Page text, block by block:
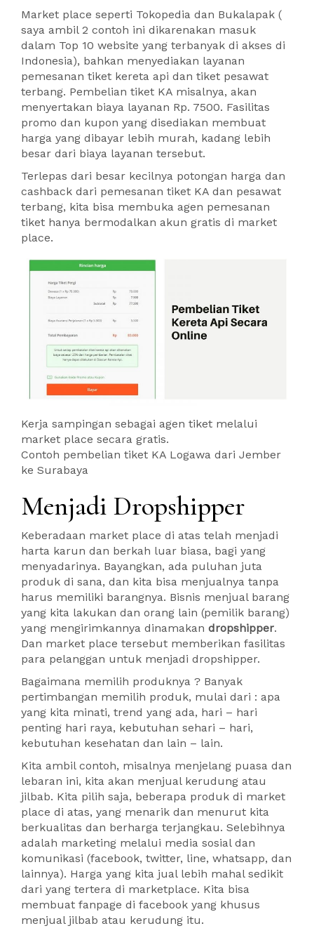
Market place seperti Tokopedia dan Bukalapak (
saya ambil 2 contoh ini dikarenakan masuk
dalam Top 10 website yang terbanyak di akses di
Indonesia), bahkan menyediakan layanan
pemesanan tiket kereta api dan tiket pesawat
terbang. Pembelian tiket KA misalnya, akan
menyertakan biaya layanan Rp. 7500. Fasilitas
promo dan kupon yang disediakan membuat
harga yang dibayar lebih murah, kadang lebih
besar dari biaya layanan tersebut.
Terlepas dari besar kecilnya potongan harga dan
cashback dari pemesanan tiket KA dan pesawat
terbang, kita bisa membuka agen pemesanan
tiket hanya bermodalkan akun gratis di market
place.
Kerja sampingan sebagai agen tiket melalui
market place secara gratis.
Contoh pembelian tiket KA Logawa dari Jember
ke Surabaya
Menjadi Dropshipper
Keberadaan market place di atas telah menjadi
harta karun dan berkah luar biasa, bagi yang
menyadarinya. Bayangkan, ada puluhan juta
produk di sana, dan kita bisa menjualnya tanpa
harus memiliki barangnya. Bisnis menjual barang
yang kita lakukan dan orang lain (pemilik barang)
yang mengirimkannya dinamakan dropshipper.
Dan market place tersebut memberikan fasilitas
para pelanggan untuk menjadi dropshipper.
Bagaimana memilih produknya ? Banyak
pertimbangan memilih produk, mulai dari : apa
yang kita minati, trend yang ada, hari – hari
penting hari raya, kebutuhan sehari – hari,
kebutuhan kesehatan dan lain – lain.
Kita ambil contoh, misalnya menjelang puasa dan
lebaran ini, kita akan menjual kerudung atau
jilbab. Kita pilih saja, beberapa produk di market
place di atas, yang menarik dan menurut kita
berkualitas dan berharga terjangkau. Selebihnya
adalah marketing melalui media sosial dan
komunikasi (facebook, twitter, line, whatsapp, dan
lainnya). Harga yang kita jual lebih mahal sedikit
dari yang tertera di marketplace. Kita bisa
membuat fanpage di facebook yang khusus
menjual jilbab atau kerudung itu.